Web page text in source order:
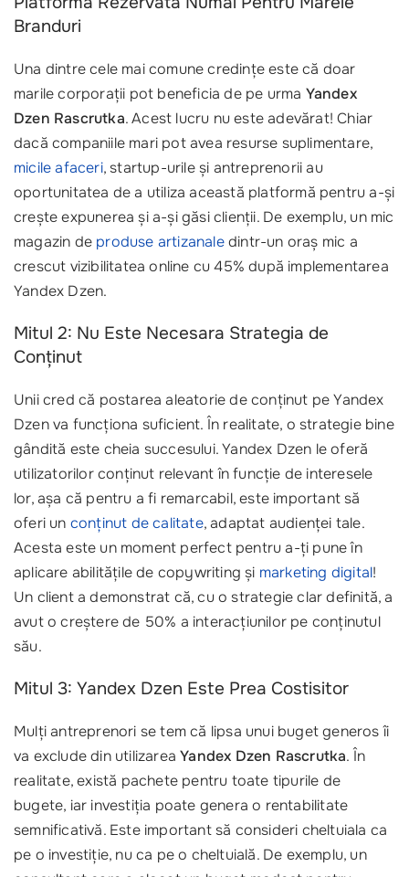
Branduri
Una dintre cele mai comune credințe este că doar
marile corporații pot beneficia de pe urma Yandex
Dzen Rascrutka. Acest lucru nu este adevărat! Chiar
dacă companiile mari pot avea resurse suplimentare,
micile afaceri, startup-urile și antreprenorii au
oportunitatea de a utiliza această platformă pentru a-și
crește expunerea și a-și găsi clienții. De exemplu, un mic
magazin de produse artizanaledintr-un oraș mic a
crescut vizibilitatea online cu 45% după implementarea
Yandex Dzen.
Mitul 2: Nu Este Necesara Strategia de
Conținut
Unii cred că postarea aleatorie de conținut pe Yandex
Dzen va funcționa suficient. În realitate, o strategie bine
gândită este cheia succesului. Yandex Dzen le oferă
utilizatorilor conținut relevant în funcție de interesele
lor, așa că pentru a fi remarcabil, este important să
oferi un conținut de calitate, adaptat audienței tale.
Acesta este un moment perfect pentru a-ți pune în
aplicare abilitățile de copywriting și marketing digital!
Un client a demonstrat că, cu o strategie clar definită, a
avut o creștere de 50% a interacțiunilor pe conținutul
său.
Mitul 3: Yandex Dzen Este Prea Costisitor
Mulți antreprenori se tem că lipsa unui buget generos îi
va exclude din utilizareaYandex Dzen Rascrutka. În
realitate, există pachete pentru toate tipurile de
bugete, iar investiția poate genera o rentabilitate
semnificativă. Este important să consideri cheltuiala ca
pe o investiție, nu ca pe o cheltuială. De exemplu, un